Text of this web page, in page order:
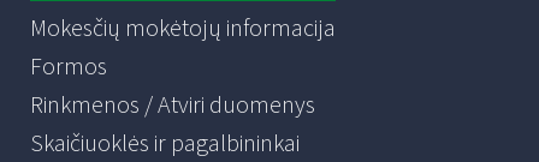
Mokesčių mokėtojų informacija
Formos
Rinkmenos / Atviri duomenys
Skaičiuoklės ir pagalbininkai